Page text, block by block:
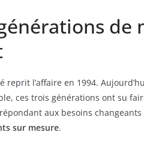
de
reprit l’affaire en 1994.
ces trois générations ont su
aux besoins
sur mesure.